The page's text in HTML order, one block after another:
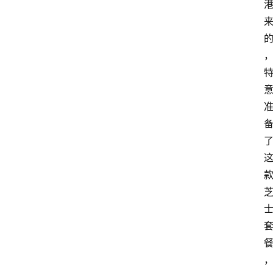
港
来
的
，
特
意
准
备
了
这
款
芝
士
套
餐
，